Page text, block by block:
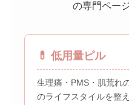
の専門ペー
💊 低用量ピル
生理痛・PMS・肌荒れ
のライフスタイルを整